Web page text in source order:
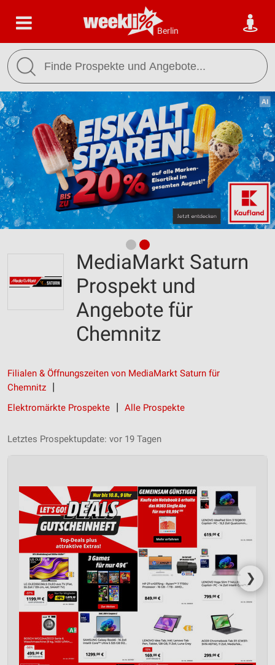
Berlin
MediaMarkt Saturn
Prospekt und
Angebote für
Chemnitz
Filialen & Öffnungszeiten von MediaMarkt Saturn für
Chemnitz
Elektromärkte Prospekte
Alle Prospekte
Letztes Prospektupdate: vor 19 Tagen
❯